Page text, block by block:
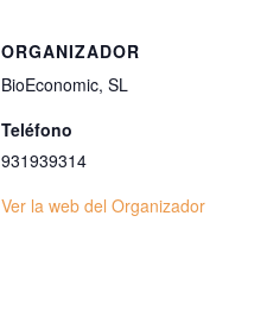
ORGANIZADOR
BioEconomic, SL
Teléfono
931939314
Ver la web del Organizador